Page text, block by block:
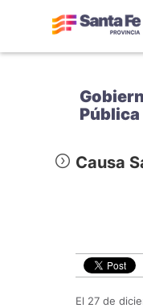
Pública
Causa
El 27 de